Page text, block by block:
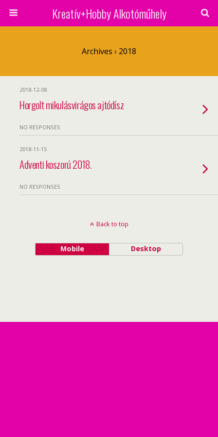
Kreatív+Hobby Alkotóműhely
Archives › 2018
2018-12-08
Horgolt mikulásvirágos ajtódísz
NO RESPONSES
2018-11-15
Adventi koszorú 2018.
NO RESPONSES
Back to top
Mobile Desktop